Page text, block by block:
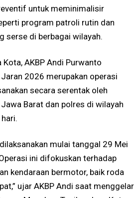
untuk meminimalisir
program patroli rutin dan
serse di berbagai wilayah.
AKBP Andi Purwanto
2026 merupakan operasi
secara serentak oleh
Barat dan polres di wilayah
mulai tanggal 29 Mei
ini difokuskan terhadap
kendaraan bermotor, baik roda
ujar AKBP Andi saat menggelar